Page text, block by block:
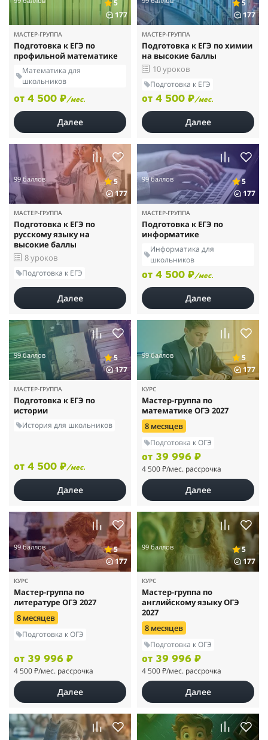
5
177
МАСТЕР-ГРУППА
Подготовка к ЕГЭ по
профильной математике
Математика для
школьников
от 4 500 ₽/мес.
Далее
5
177
МАСТЕР-ГРУППА
Подготовка к ЕГЭ по химии
на высокие баллы
10 уроков
Подготовка к ЕГЭ
от 4 500 ₽/мес.
Далее
99 баллов
5
177
МАСТЕР-ГРУППА
Подготовка к ЕГЭ по
русскому языку на
высокие баллы
8 уроков
Подготовка к ЕГЭ
Далее
99 баллов
5
177
МАСТЕР-ГРУППА
Подготовка к ЕГЭ по
информатике
Информатика для
школьников
от 4 500 ₽/мес.
Далее
99 баллов
5
177
МАСТЕР-ГРУППА
Подготовка к ЕГЭ по
истории
История для школьников
от 4 500 ₽/мес.
Далее
99 баллов
5
177
КУРС
Мастер-группа по
математике ОГЭ 2027
8 месяцев
Подготовка к ОГЭ
от 39 996 ₽
4 500 ₽/мес. рассрочка
Далее
99 баллов
5
177
КУРС
Мастер-группа по
литературе ОГЭ 2027
8 месяцев
Подготовка к ОГЭ
от 39 996 ₽
4 500 ₽/мес. рассрочка
Далее
99 баллов
5
177
КУРС
Мастер-группа по
английскому языку ОГЭ
2027
8 месяцев
Подготовка к ОГЭ
от 39 996 ₽
4 500 ₽/мес. рассрочка
Далее